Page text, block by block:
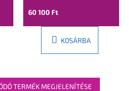
60 100 Ft
KOSÁRBA
TERMÉK MEGJELENÍTÉSE